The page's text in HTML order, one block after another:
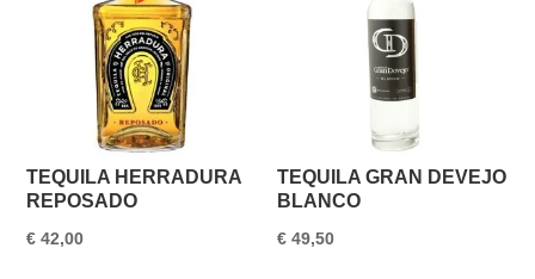
TEQUILA HERRADURA
REPOSADO
€ 42,00
TEQUILA GRAN DEVEJO
BLANCO
€ 49,50